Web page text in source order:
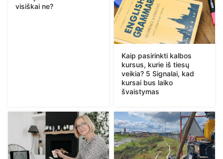
visiškai ne?
Kaip pasirinkti kalbos
kursus, kurie iš tiesų
veikia? 5 Signalai, kad
kursai bus laiko
švaistymas